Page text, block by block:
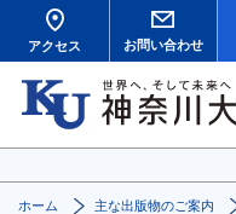
アクセス お問い合わせ
ホーム 主な出版物のご案内